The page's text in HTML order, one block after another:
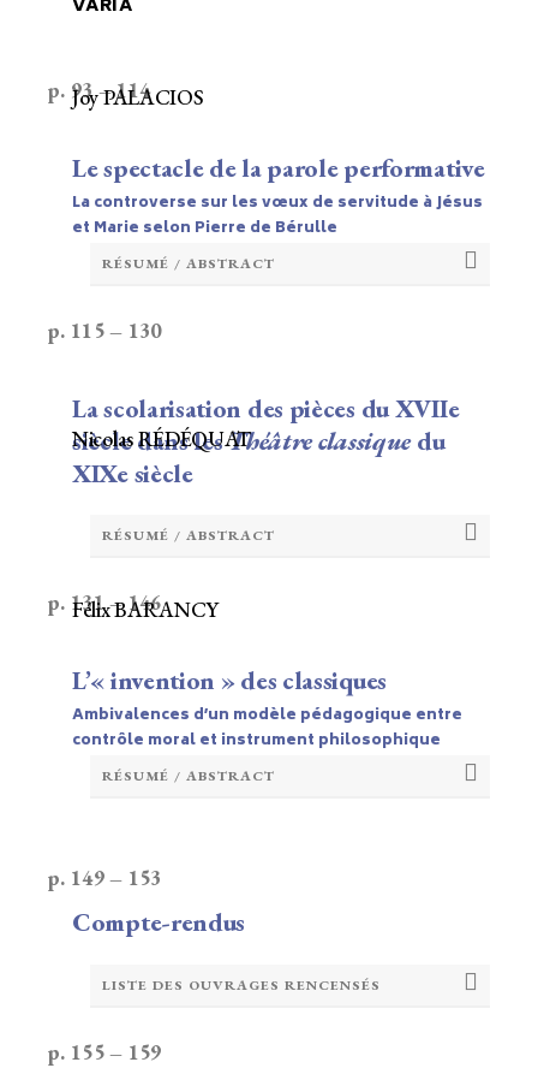
VARIA
p. 93 – 114
Le spectacle de la parole performative
Joy PALACIOS
La controverse sur les vœux de servitude à Jésus
et Marie selon Pierre de Bérulle
RÉSUMÉ / ABSTRACT
p. 115 – 130
La scolarisation des pièces du XVIIe
siècle dans lesThéâtre classiquedu
XIXe siècle
Nicolas RÉDÉQUAT
RÉSUMÉ / ABSTRACT
p. 131 – 146
L’« invention » des classiques
Félix BARANCY
Ambivalences d’un modèle pédagogique entre
contrôle moral et instrument philosophique
RÉSUMÉ / ABSTRACT
p. 149 – 153
Compte-rendus
LISTE DES OUVRAGES RENCENSÉS
p. 155 – 159